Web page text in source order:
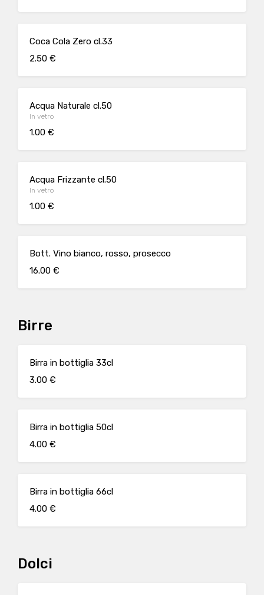
Coca Cola Zero cl.33
2.50 €
Acqua Naturale cl.50
In vetro
1.00 €
Acqua Frizzante cl.50
In vetro
1.00 €
Bott. Vino bianco, rosso, prosecco
16.00 €
Birre
Birra in bottiglia 33cl
3.00 €
Birra in bottiglia 50cl
4.00 €
Birra in bottiglia 66cl
4.00 €
Dolci